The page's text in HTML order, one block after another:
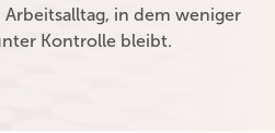
in dem weniger
Kontrolle bleibt.